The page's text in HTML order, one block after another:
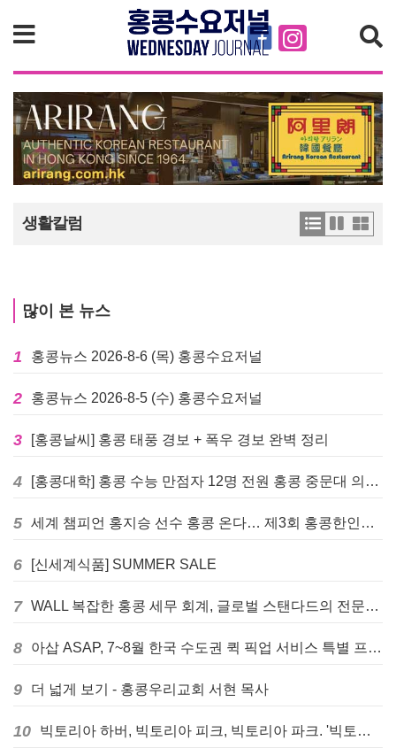
검색
생활칼럼
많이 본 뉴스
1 홍콩뉴스 2026-8-6 (목) 홍콩수요저널
2 홍콩뉴스 2026-8-5 (수) 홍콩수요저널
3 [홍콩날씨] 홍콩 태풍 경보 + 폭우 경보 완벽 정리
4 [홍콩대학] 홍콩 수능 만점자 12명 전원 홍콩 중문대 의대 진학
5 세계 챔피언 홍지승 선수 홍콩 온다… 제3회 홍콩한인팔씨름대회 9월 12일 개최
6 [신세계식품] SUMMER SALE
7 WALL 복잡한 홍콩 세무 회계, 글로벌 스탠다드의 전문가들이 답을 드립니다! - 법인설립, 회계, 감사
8 아삽 ASAP, 7~8월 한국 수도권 퀵 픽업 서비스 특별 프로모션 실시
9 더 넓게 보기 - 홍콩우리교회 서현 목사
10 빅토리아 하버, 빅토리아 피크, 빅토리아 파크. '빅토리아’의 이름은 어떻게 온 걸까? - [이승권 원장의 생활칼럼]